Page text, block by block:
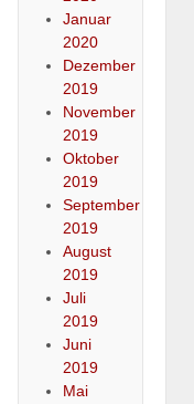
Januar
2020
Dezember
2019
November
2019
Oktober
2019
September
2019
August
2019
Juli
2019
Juni
2019
Mai